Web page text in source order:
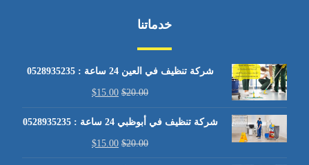
خدماتنا
شركة تنظيف في العين 24 ساعة : 0528935235
$20.00
$15.00
شركة تنظيف في أبوظبي 24 ساعة : 0528935235
$20.00
$15.00